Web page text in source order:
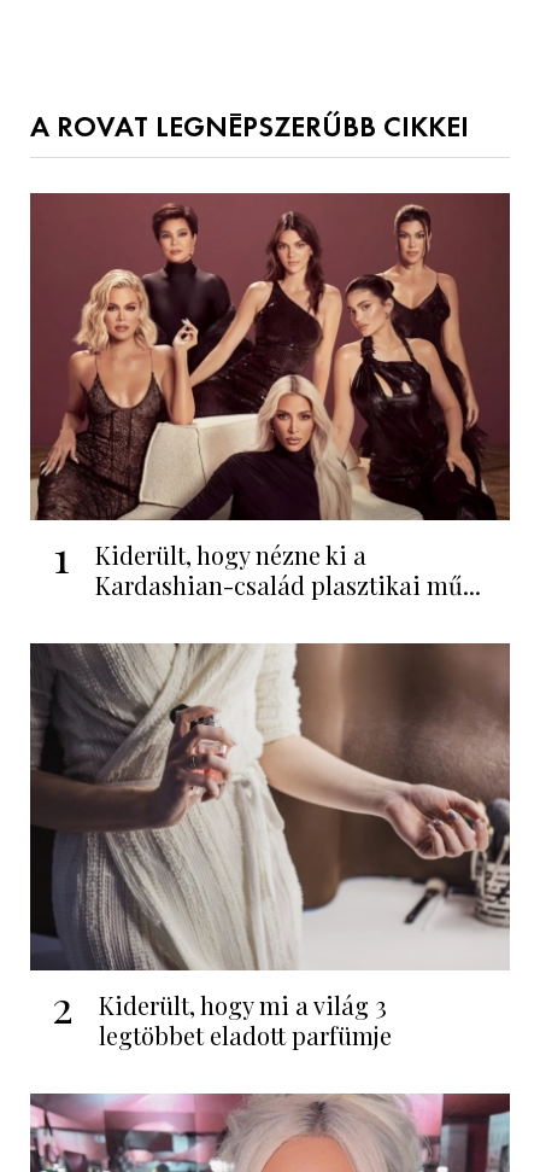
A ROVAT LEGNÉPSZERŰBB CIKKEI
1
Kiderült, hogy nézne ki a
Kardashian-család plasztikai mű...
2
Kiderült, hogy mi a világ 3
legtöbbet eladott parfümje